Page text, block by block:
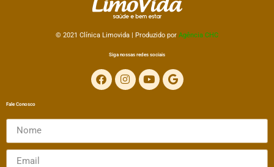
© 2021 Clínica Limovida | Produzido por Agência CHC
Siga nossas redes sociais
Fale Conosco